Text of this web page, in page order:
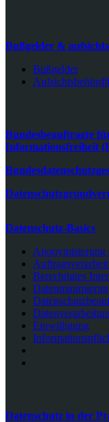
Bußgelder &
Bußgelder
Bundesbeauftragte
Informationsfreiheit
Datenschutz-Basics
Anonymisierung
Berechtigtes
Einwilligung
Datenschutz in der